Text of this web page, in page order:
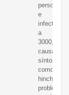
personas
e
infectó
a
3000,
causando
síntomas
como
hinchazón,
problemas